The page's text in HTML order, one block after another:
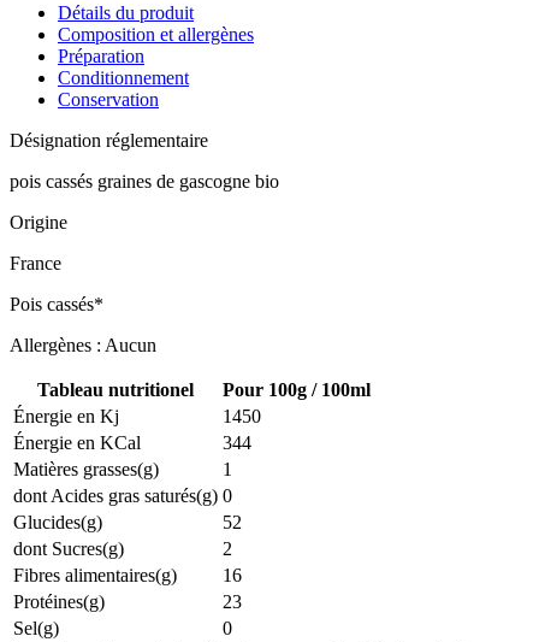
Gascogne
Détails du produit
Composition et allergènes
Préparation
Conditionnement
Conservation
Désignation réglementaire
pois cassés graines de gascogne bio
Origine
France
Pois cassés*
Allergènes : Aucun
Tableau nutritionel
Pour 100g / 100ml
Énergie en Kj
1450
Énergie en KCal
344
Matières grasses(g)
1
dont Acides gras saturés(g) 0
Glucides(g)
52
dont Sucres(g)
2
Fibres alimentaires(g)
16
Protéines(g)
23
Sel(g)
0